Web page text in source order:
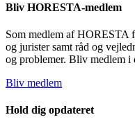
Bliv HORESTA-medlem
Som medlem af HORESTA
og jurister samt råd og
og problemer. Bliv medlem i
Bliv medlem
Hold dig opdateret